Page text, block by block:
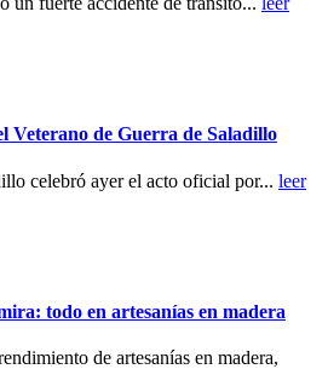
Veterano de Guerra de Saladillo
celebró ayer el acto oficial por... leer
todo en artesanías en madera
de artesanías en madera,